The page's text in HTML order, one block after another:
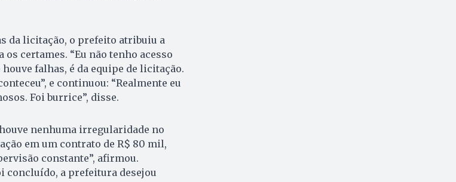
da licitação, o prefeito atribuiu a
certames. “Eu não tenho acesso
falhas, é da equipe de licitação.
e continuou: “Realmente eu
Foi burrice”, disse.
nenhuma irregularidade no
em um contrato de R$ 80 mil,
constante”, afirmou.
concluído, a prefeitura desejou